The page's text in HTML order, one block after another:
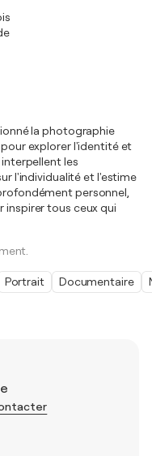
la photographie
explorer l'identité et
les
l'individualité et l'estime
personnel,
inspirer tous ceux qui
Portrait Documentaire